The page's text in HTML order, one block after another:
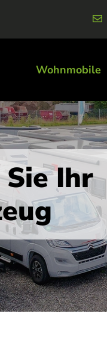
Wohnmobile
Ihr